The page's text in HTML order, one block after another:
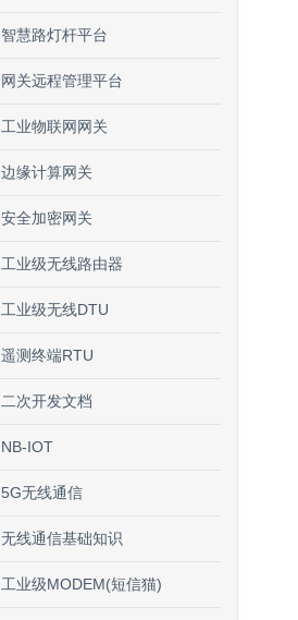
智慧路灯杆平台
网关远程管理平台
工业物联网网关
边缘计算网关
安全加密网关
工业级无线路由器
工业级无线DTU
遥测终端RTU
二次开发文档
NB-IOT
5G无线通信
无线通信基础知识
工业级MODEM(短信猫)